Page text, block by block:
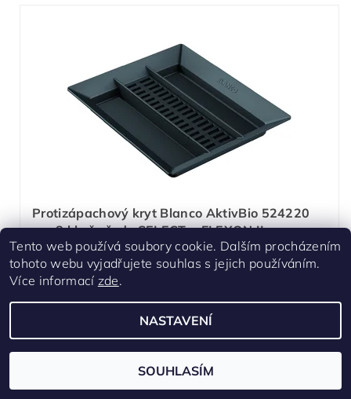
Protizápachový kryt Blanco AktivBio 524220
pro 8 l koše řady SELECT a FLEXON II
S ověření dostupnosti
Pro systémy
Pro nádobyo objemu 8 litrů.
Filtr z aktivního uhlíku+ nerezové části -
Vhodné například pro Bio odpad.
Tento web používá soubory cookie. Dalším procházením
tohoto webu vyjadřujete souhlas s jejich používáním.
Více informací zde.
NASTAVENÍ
SOUHLASÍM